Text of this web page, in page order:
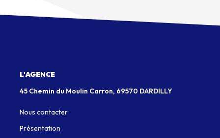
L'AGENCE
45 Chemin du Moulin Carron, 69570 DARDILLY
Nous contacter
Présentation